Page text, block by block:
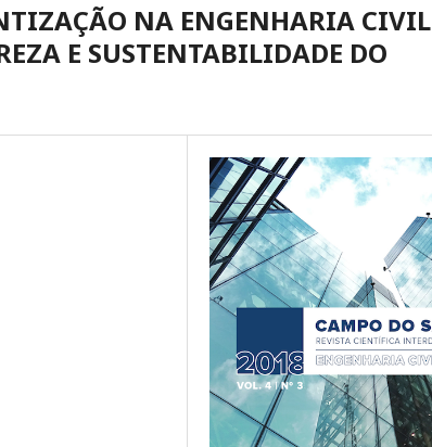
NA ENGENHARIA CIVIL
E SUSTENTABILIDADE DO